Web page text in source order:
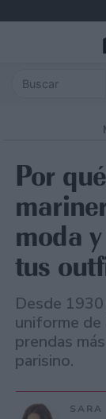
Por
moda
tus
Desde
uniforme de
prendas
parisino.
SARA